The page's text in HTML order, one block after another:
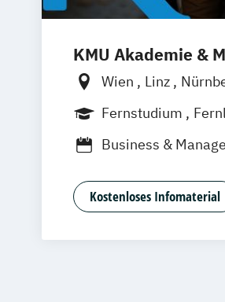
KMU Akademie &
Wien Linz
Fernstudium
Business &
Energie- und
Kostenloses Infomaterial